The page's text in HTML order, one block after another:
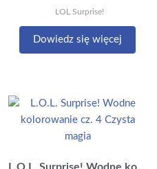
LOL Surprise!
Dowiedz się więcej